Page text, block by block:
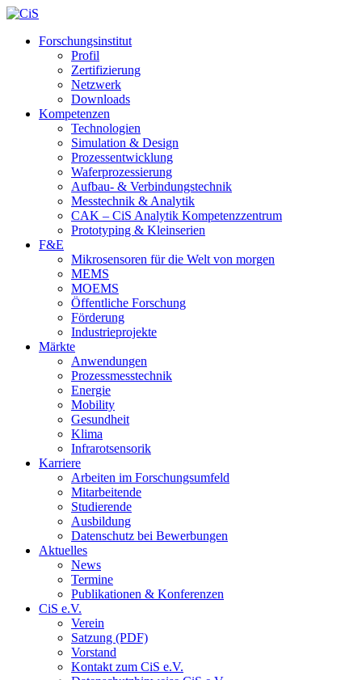
Forschungsinstitut
Profil
Zertifizierung
Netzwerk
Downloads
Kompetenzen
Technologien
Simulation & Design
Prozessentwicklung
Waferprozessierung
Aufbau- & Verbindungstechnik
Messtechnik & Analytik
CAK – CiS Analytik Kompetenzzentrum
Prototyping & Kleinserien
F&E
Mikrosensoren für die Welt von morgen
MEMS
MOEMS
Öffentliche Forschung
Förderung
Industrieprojekte
Märkte
Anwendungen
Prozessmesstechnik
Energie
Mobility
Gesundheit
Klima
Infrarotsensorik
Karriere
Arbeiten im Forschungsumfeld
Mitarbeitende
Studierende
Ausbildung
Datenschutz bei Bewerbungen
Aktuelles
News
Termine
Publikationen & Konferenzen
CiS e.V.
Verein
Satzung (PDF)
Vorstand
Kontakt zum CiS e.V.